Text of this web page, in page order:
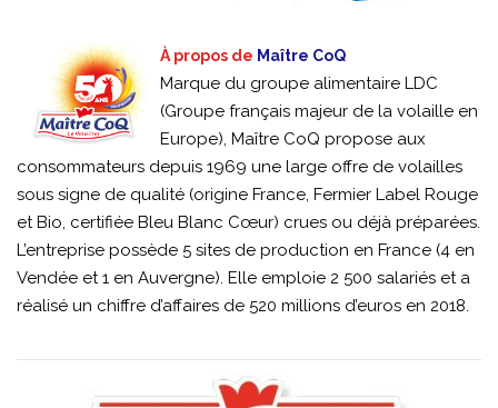
À propos de Maître CoQ
Marque du groupe alimentaire LDC
(Groupe français majeur de la volaille en
Europe), Maître CoQ propose aux
consommateurs depuis 1969 une large offre de volailles
sous signe de qualité (origine France, Fermier Label Rouge
et Bio, certifiée Bleu Blanc Cœur) crues ou déjà préparées.
L’entreprise possède 5 sites de production en France (4 en
Vendée et 1 en Auvergne). Elle emploie 2 500 salariés et a
réalisé un chiffre d’affaires de 520 millions d’euros en 2018.